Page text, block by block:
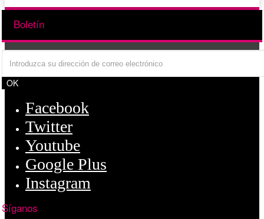
Boletín
OK
Facebook
Twitter
Youtube
Google Plus
Instagram
Síganos